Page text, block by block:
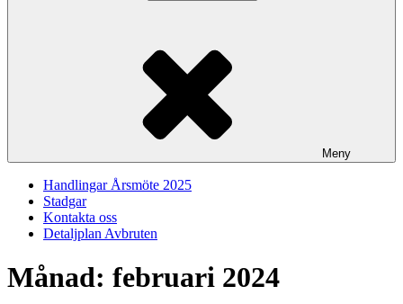
Meny
Handlingar Årsmöte 2025
Stadgar
Kontakta oss
Detaljplan Avbruten
Månad: februari 2024